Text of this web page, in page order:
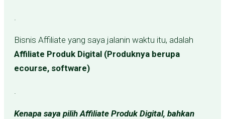
Bisnis Affiliate yang saya jalanin waktu itu, adalah
Affiliate Produk Digital (Produknya berupa
ecourse, software)
Kenapa saya pilih Affiliate Produk Digital, bahkan